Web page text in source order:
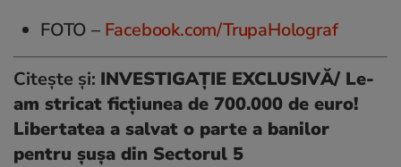
FOTO – Facebook.com/TrupaHolograf
Citește și: INVESTIGAȚIE EXCLUSIVĂ/ Le-
am stricat ficțiunea de 700.000 de euro!
Libertatea a salvat o parte a banilor
pentru șușa din Sectorul 5